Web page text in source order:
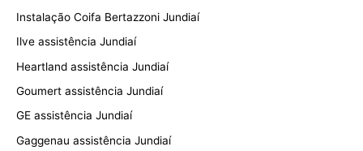
Instalação Coifa Bertazzoni Jundiaí
Ilve assistência Jundiaí
Heartland assistência Jundiaí
Goumert assistência Jundiaí
GE assistência Jundiaí
Gaggenau assistência Jundiaí